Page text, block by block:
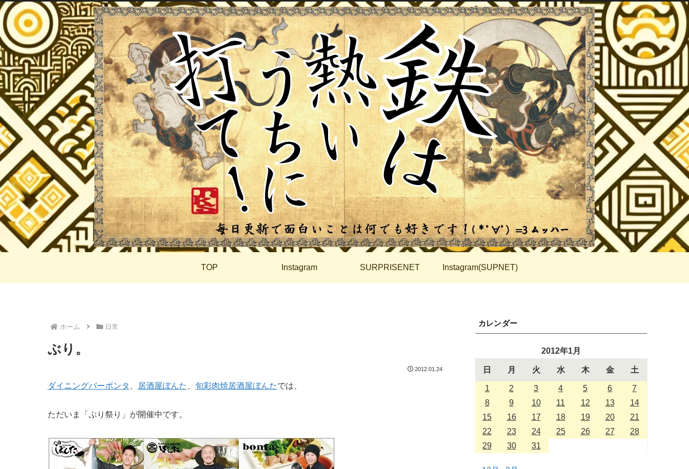
TOP Instagram SURPRISENET Instagram(SUPNET)
ホーム 日常
ぶり。
2012.01.24
ダイニングバーボンタ 居酒屋ぼんた 旬彩肉焼居酒屋ぼんたでは、
ただいま「ぶり祭り」が開催中です。
カレンダー
2012年1月
日 月 火 水 木 金 土
1 2 3 4 5 6
7
8
9 10 11 12 13
14
15
16 17 18 19 20
21
22
23 24 25 26 27
28
29
30 31